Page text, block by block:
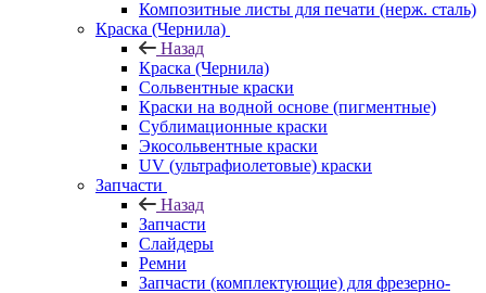
Композитные листы для печати (нерж. сталь)
Краска (Чернила)
Назад
Краска (Чернила)
Сольвентные краски
Краски на водной основе (пигментные)
Сублимационные краски
Экосольвентные краски
UV (ультрафиолетовые) краски
Запчасти
Назад
Запчасти
Слайдеры
Ремни
Запчасти (комплектующие) для фрезерно-